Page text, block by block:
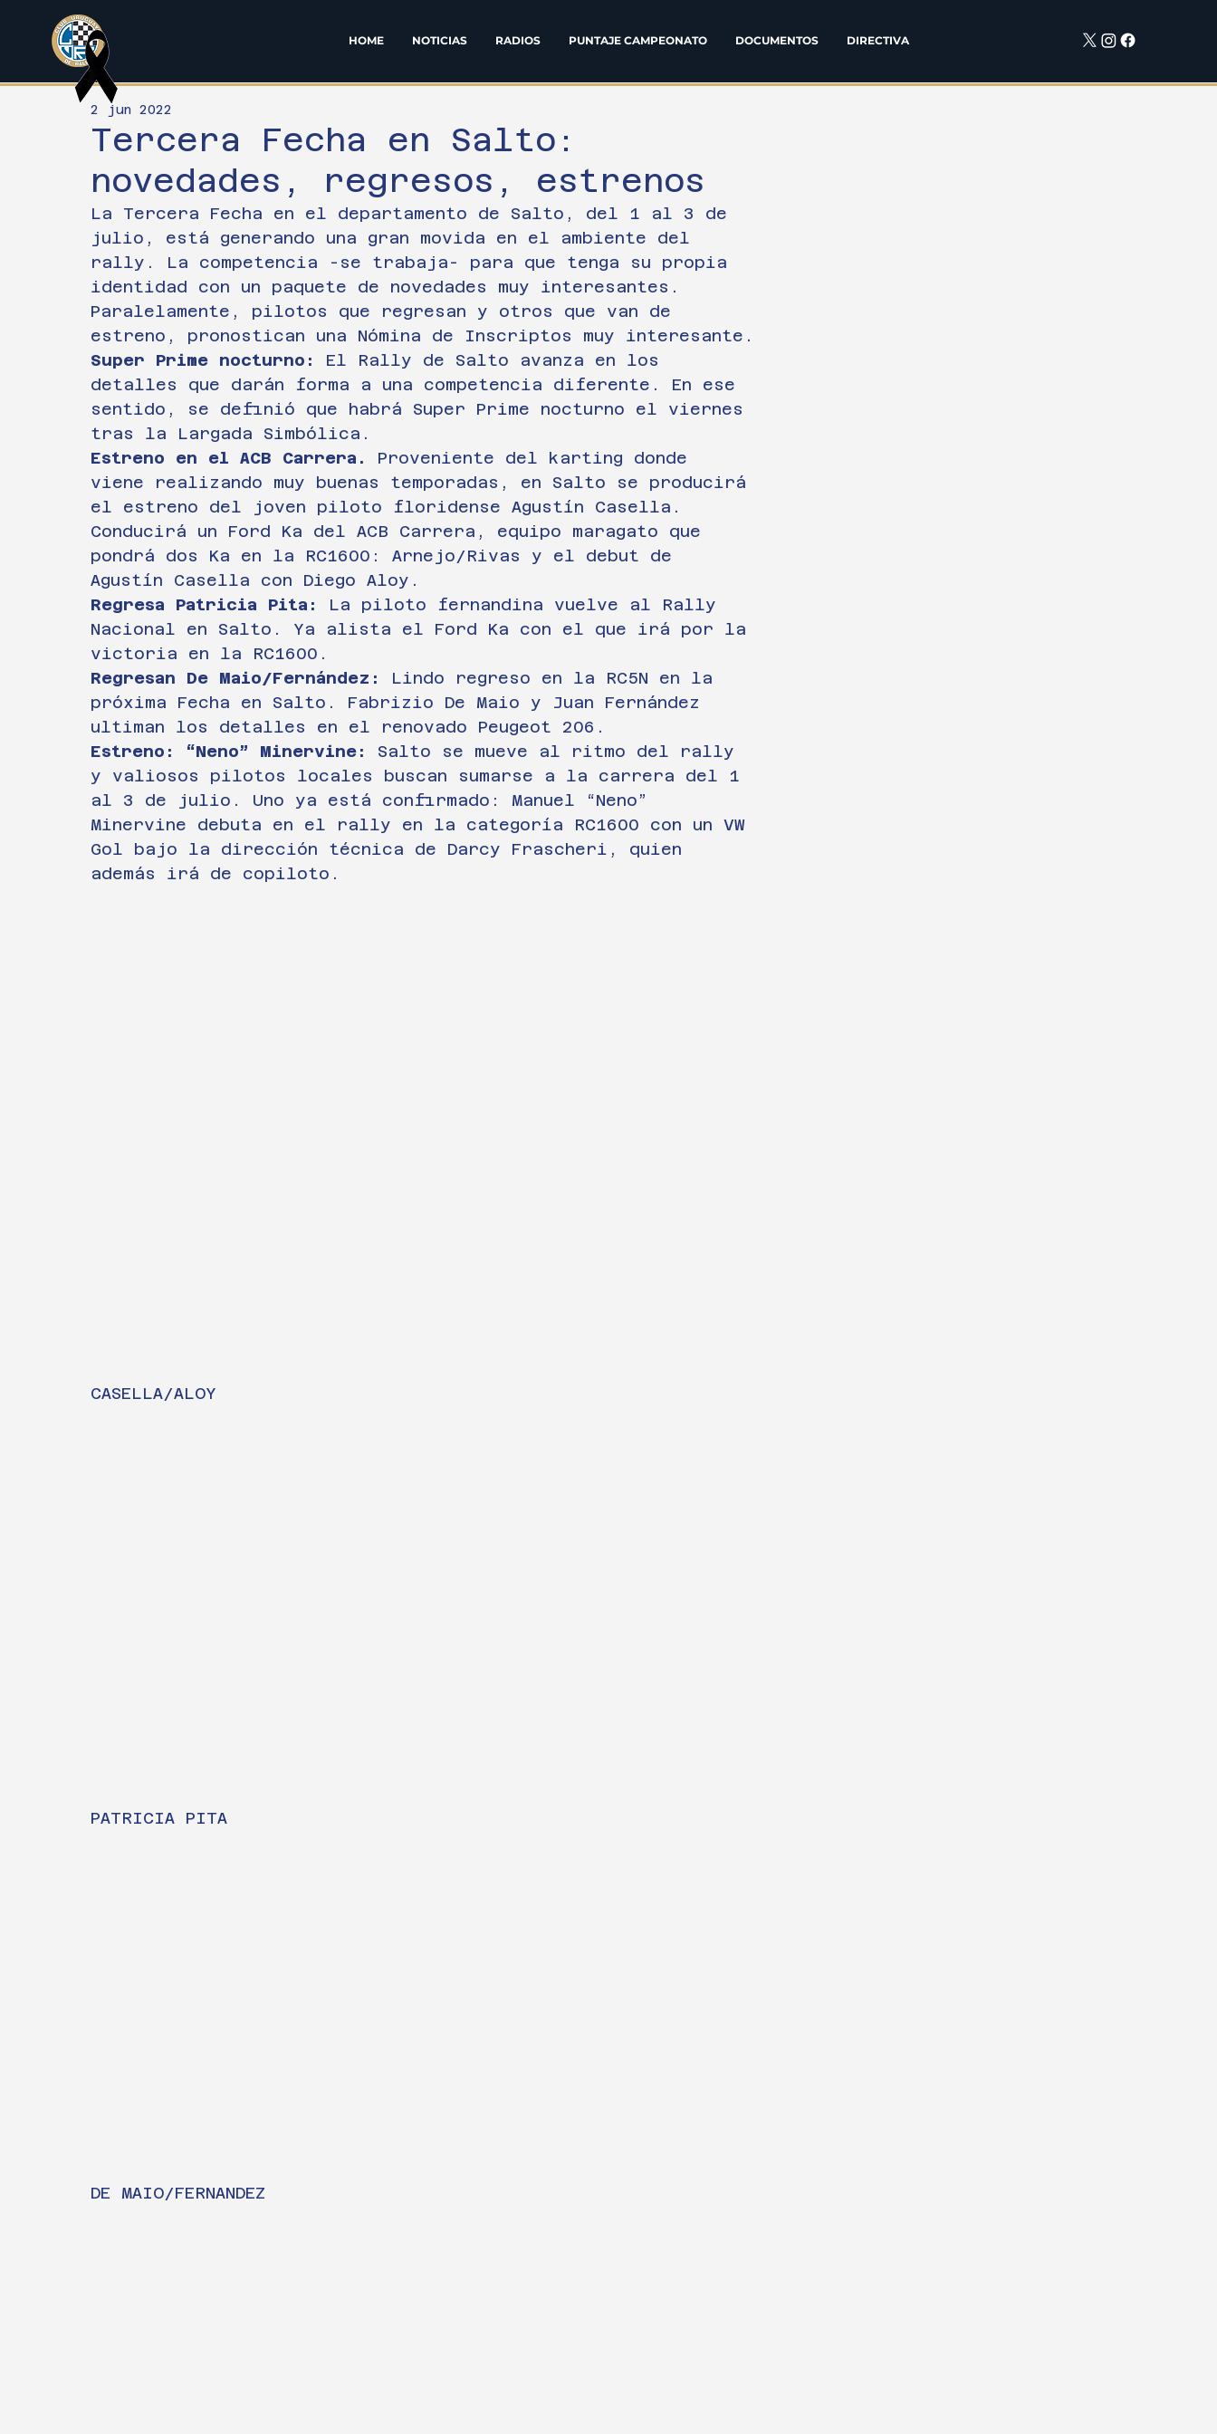
HOME NOTICIAS RADIOS PUNTAJE CAMPEONATO DOCUMENTOS DIRECTIVA
Tercera Fecha en Salto:
novedades, regresos, estrenos
2 jun 2022
La Tercera Fecha en el departamento de Salto, del 1 al 3 de
julio, está generando una gran movida en el ambiente del
rally. La competencia -se trabaja- para que tenga su propia
identidad con un paquete de novedades muy interesantes.
Paralelamente, pilotos que regresan y otros que van de
estreno, pronostican una Nómina de Inscriptos muy interesante.
Super Prime nocturno:
El Rally de Salto avanza en los
detalles que darán forma a una competencia diferente. En ese
sentido, se definió que habrá Super Prime nocturno el viernes
tras la Largada Simbólica.
Estreno en el ACB Carrera.
Proveniente del karting donde
viene realizando muy buenas temporadas, en Salto se producirá
el estreno del joven piloto floridense Agustín Casella.
Conducirá un Ford Ka del ACB Carrera, equipo maragato que
pondrá dos Ka en la RC1600: Arnejo/Rivas y el debut de
Agustín Casella con Diego Aloy.
Regresa Patricia Pita:
La piloto fernandina vuelve al Rally
Nacional en Salto. Ya alista el Ford Ka con el que irá por la
victoria en la RC1600.
Regresan De Maio/Fernández:
Lindo regreso en la RC5N en la
próxima Fecha en Salto. Fabrizio De Maio y Juan Fernández
ultiman los detalles en el renovado Peugeot 206.
Estreno: “Neno” Minervine:
Salto se mueve al ritmo del rally
y valiosos pilotos locales buscan sumarse a la carrera del 1
al 3 de julio. Uno ya está confirmado: Manuel “Neno”
Minervine debuta en el rally en la categoría RC1600 con un VW
Gol bajo la dirección técnica de Darcy Frascheri, quien
además irá de copiloto.
CASELLA/ALOY
PATRICIA PITA
DE MAIO/FERNANDEZ